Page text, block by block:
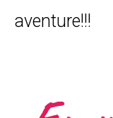
aventure!!!